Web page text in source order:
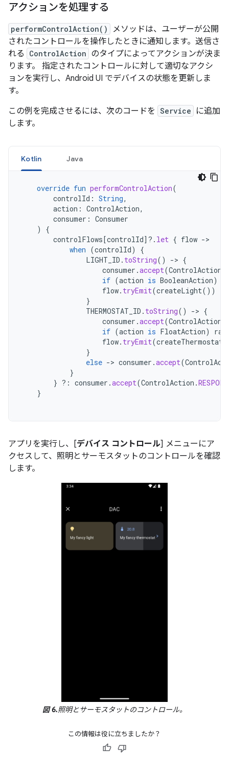
アクションを処理する
performControlAction()
メソッドは、ユーザーが公開
されたコントロールを操作したときに通知します。送信さ
れる
ControlAction のタイプによってアクションが決ま
ります。 指定されたコントロールに対して適切なアクシ
ョンを実行し、Android UI でデバイスの状態を更新しま
す。
この例を完成させるには、次のコードを Service
に追加
します。
Kotlin Java
override fun performControlAction(
controlId : String,
action : ControlAction,
consumer : Consumer
)
{
controlFlows[controlId]?. let { flow ->
when (controlId)
{
LIGHT_ID . toString() -> {
consumer .accept(ControlAction
if (action is BooleanAction)
flow. tryEmit(createLight())
}
THERMOSTAT_ID . toString() -> {
consumer .accept(ControlAction
if (action is FloatAction)
flow. tryEmit(createThermostat
}
else -> consumer .accept(
}
} ?: consumer .accept(ControlAction .
}
アプリを実行し、[デバイス コントロール] メニューにア
クセスして、照明とサーモスタットのコントロールを確認
します。
図 6.照明とサーモスタットのコントロール。
この情報は役に立ちましたか？